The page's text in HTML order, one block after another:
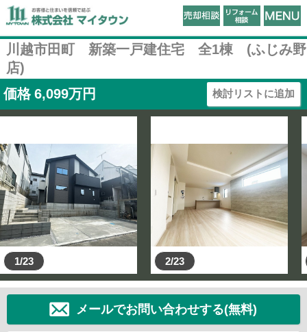
川越市田町 新築一戸建住宅 全1棟 (ふじみ野
店)
価格 6,099万円 検討リストに追加
1/23 2/23
メールでお問い合わせする(無料)